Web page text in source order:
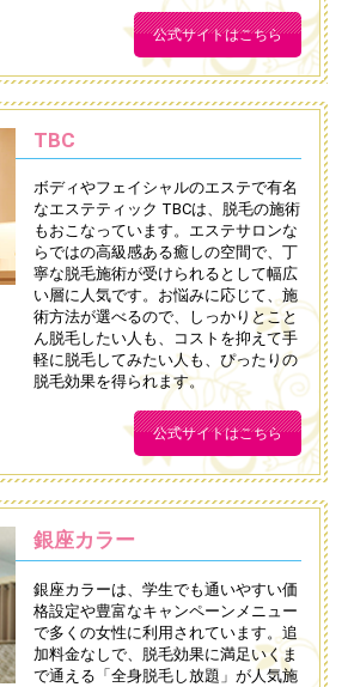
公式サイトはこちら
TBC
ボディやフェイシャルのエステで有名
なエステティック TBCは、脱毛の施術
もおこなっています。エステサロンな
らではの高級感ある癒しの空間で、丁
寧な脱毛施術が受けられるとして幅広
い層に人気です。お悩みに応じて、施
術方法が選べるので、しっかりとこと
ん脱毛したい人も、コストを抑えて手
軽に脱毛してみたい人も、ぴったりの
脱毛効果を得られます。
公式サイトはこちら
銀座カラー
銀座カラーは、学生でも通いやすい価
格設定や豊富なキャンペーンメニュー
で多くの女性に利用されています。追
加料金なしで、脱毛効果に満足いくま
で通える「全身脱毛し放題」が人気施